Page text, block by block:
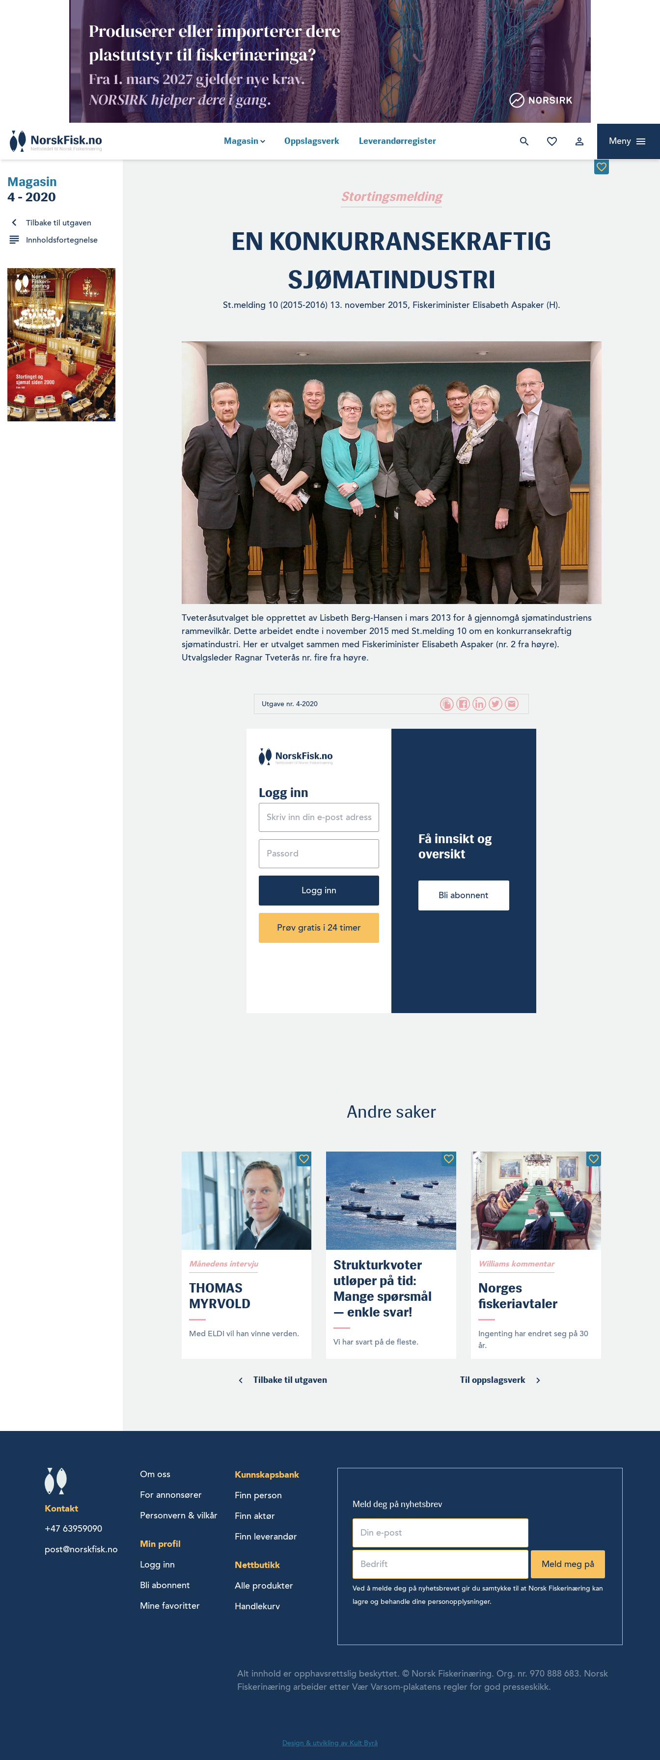
Magasin Oppslagsverk Leverandørregister Meny
Magasin
4 - 2020
Tilbake til utgaven
Innholdsfortegnelse
Stortingsmelding
EN KONKURRANSEKRAFTIG
SJØMATINDUSTRI
St.melding 10 (2015-2016) 13. november 2015, Fiskeriminister Elisabeth Aspaker (H).
Tveteråsutvalget ble opprettet av Lisbeth Berg-Hansen i mars 2013 for å gjennomgå sjømatindustriens
rammevilkår. Dette arbeidet endte i november 2015 med St.melding 10 om en konkurransekraftig
sjømatindustri. Her er utvalget sammen med Fiskerimin­ister Elisabeth Aspaker (nr. 2 fra høyre).
Utvalgsleder Ragnar Tveterås nr. fire fra høyre.
Utgave nr. 4-2020
Logg inn
Logg inn
Prøv gratis i 24 timer
Få innsikt og
oversikt
Bli abonnent
Andre saker
Månedens intervju
THOMAS
MYRVOLD
Med ELDI vil han vinne verden.
Strukturkvoter
utløper på tid:
Mange spørsmål
— enkle svar!
Vi har svart på de fleste.
Williams kommentar
Norges
fiskeriavtaler
Ingenting har endret seg på 30
år.
Tilbake til utgaven Til oppslagsverk
Kontakt
+47 63959090
post@norskfisk.no
Om oss
For annonsører
Personvern & vilkår
Min profil
Logg inn
Bli abonnent
Mine favoritter
Kunnskapsbank
Finn person
Finn aktør
Finn leverandør
Nettbutikk
Alle produkter
Handlekurv
Meld deg på nyhetsbrev
Ved å melde deg på nyhetsbrevet gir du samtykke til at Norsk Fiskerinæring kan
lagre og behandle dine personopplysninger.
Alt innhold er opphavsrettslig beskyttet. © Norsk Fiskerinæring. Org. nr. 970 888 683. Norsk
Fiskerinæring arbeider etter Vær Varsom-plakatens regler for god presseskikk.
Design & utvikling av Kult Byrå